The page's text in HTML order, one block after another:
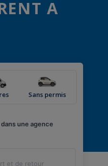
A
Sans permis
une agence